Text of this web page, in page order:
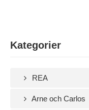
Kategorier
REA
Arne och Carlos